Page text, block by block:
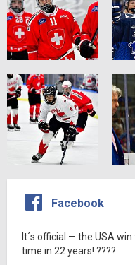
Facebook
It´s official — the USA
time in 22 years! ????